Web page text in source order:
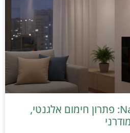
קמין חשמלי Napoleon: פתרון חימום אלגנטי,